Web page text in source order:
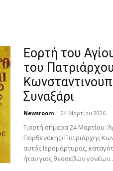
Εορτή του
του
Συναξάρι
Newsroom - 24 Μαρτίου 2026
Γιορτή σήμερα 24 Μαρτίου:
Παρθενάκης) Πατριάρχης
αυτός Ιερομάρτυρας,
ήταν γιος θεοσεβών